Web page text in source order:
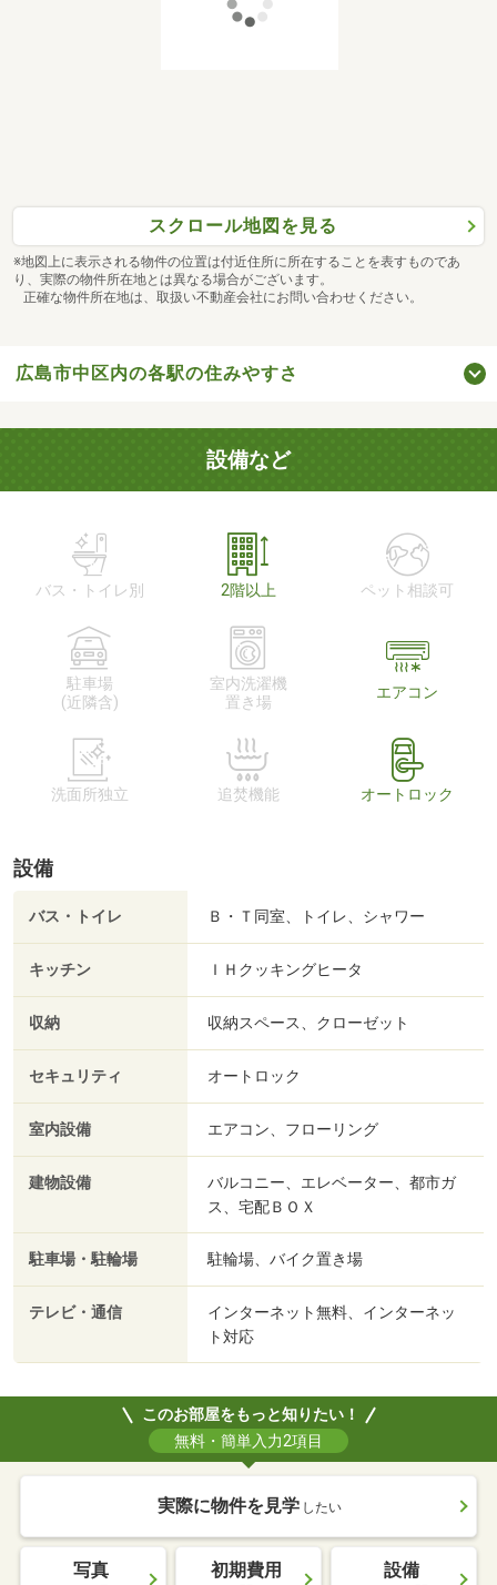
スクロール地図を見る
※地図上に表示される物件の位置は付近住所に所在することを表すものであ
り、実際の物件所在地とは異なる場合がございます。
正確な物件所在地は、取扱い不動産会社にお問い合わせください。
広島市中区内の各駅の住みやすさ
設備など
バス・トイレ別 2階以上 ペット相談可
駐車場
(近隣含)
室内洗濯機
置き場
エアコン
洗面所独立 追焚機能 オートロック
設備
バス・トイレ Ｂ・Ｔ同室、トイレ、シャワー
キッチン ＩＨクッキングヒータ
収納 収納スペース、クローゼット
セキュリティ オートロック
室内設備 エアコン、フローリング
建物設備
バルコニー、エレベーター、都市ガ
ス、宅配ＢＯＸ
駐車場・駐輪場 駐輪場、バイク置き場
テレビ・通信
インターネット無料、インターネッ
ト対応
このお部屋をもっと知りたい！
無料・簡単入力2項目
実際に物件を見学 したい
写真 初期費用 設備